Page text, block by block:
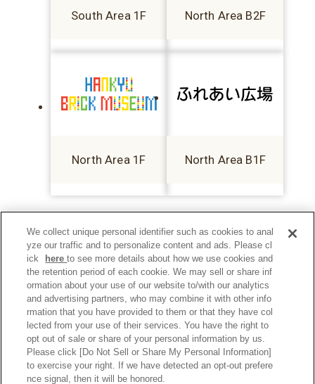
South Area 1F North Area B2F
North Area 1F North Area B1F
Privacy Policy
We collect unique personal identifier such as cookies to anal
yze our traffic and to personalize content and ads. Please cl
ick
hereto see more details about how we use cookies and
the retention period of each cookie. We may sell or share inf
ormation about your use of our website to/with our analytics
and advertising partners, who may combine it with other info
rmation that you have provided to them or that they have col
lected from your use of their services. You have the right to
opt out of sale or share of your personal information by us.
Please click [Do Not Sell or Share My Personal Information]
to exercise your right. If we have detected an opt-out prefere
nce signal, then it will be honored.